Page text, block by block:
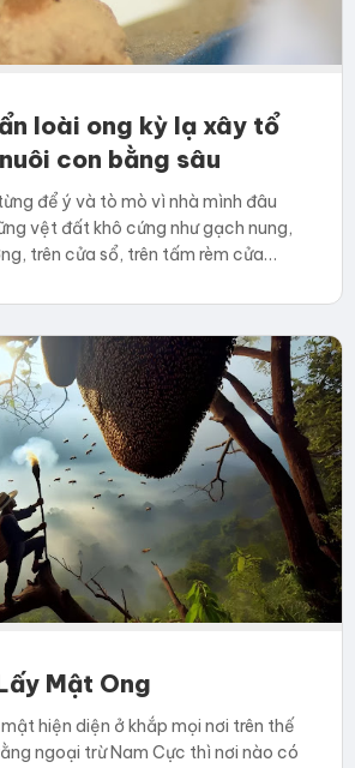
loài ong kỳ lạ xây tổ
con bằng sâu
để ý và tò mò vì nhà mình đâu
vệt đất khô cứng như gạch nung,
trên cửa sổ, trên tấm rèm cửa…
Mật Ong
hiện diện ở khắp mọi nơi trên thế
ngoại trừ Nam Cực thì nơi nào có